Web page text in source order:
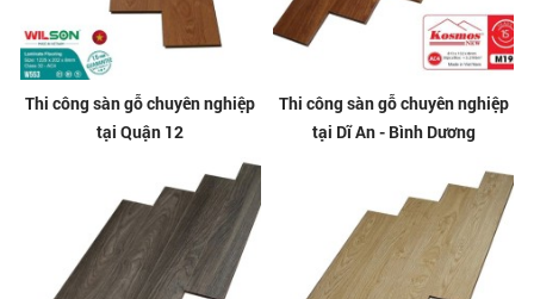
Thi công sàn gỗ chuyên nghiệp
tại Quận 12
Thi công sàn gỗ chuyên nghiệp
tại Dĩ An - Bình Dương